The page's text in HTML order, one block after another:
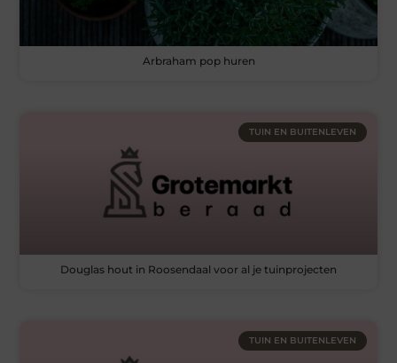
Arbraham pop huren
TUIN EN BUITENLEVEN
Douglas hout in Roosendaal voor al je tuinprojecten
TUIN EN BUITENLEVEN